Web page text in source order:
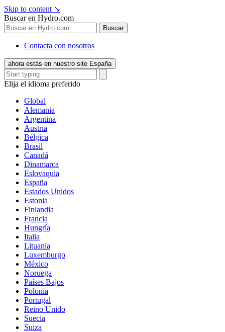
Skip to content ↘
Buscar en Hydro.com
Buscar
Contacta con nosotros
ahora estás en nuestro site España
Elija el idioma preferido
Global
Alemania
Argentina
Austria
Bélgica
Brasil
Canadá
Dinamarca
Eslovaquia
España
Estados Unidos
Estonia
Finlandia
Francia
Hungría
Italia
Lituania
Luxemburgo
México
Noruega
Países Bajos
Polonia
Portugal
Reino Unido
Suecia
Suiza